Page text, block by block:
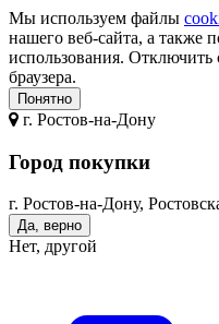
Мы используем файлы
нашего веб-сайта, а также
использования.
браузера.
Понятно
г. Ростов-на-Дону
Город покупки
г. Ростов-на-Дону,
Да, верно
Нет, другой